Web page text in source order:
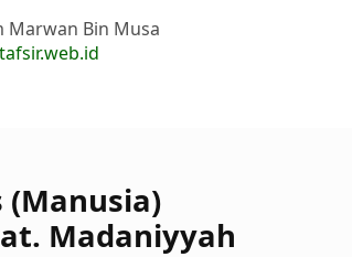
Marwan Bin Musa
(Manusia)
Madaniyyah